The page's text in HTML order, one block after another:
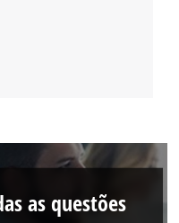
as questões